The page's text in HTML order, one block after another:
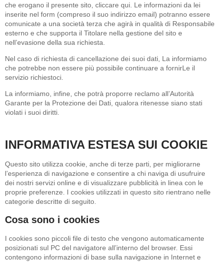
che erogano il presente sito, cliccare qui . Le informazioni da lei
inserite nel form (compreso il suo indirizzo email) potranno essere
comunicate a una società terza che agirà in qualità di Responsabile
esterno e che supporta il Titolare nella gestione del sito e
nell’evasione della sua richiesta.
Nel caso di richiesta di cancellazione dei suoi dati, La informiamo
che potrebbe non essere più possibile continuare a fornirLe il
servizio richiestoci.
La informiamo, infine, che potrà proporre reclamo all’Autorità
Garante per la Protezione dei Dati, qualora ritenesse siano stati
violati i suoi diritti.
INFORMATIVA ESTESA SUI COOKIE
Questo sito utilizza cookie, anche di terze parti, per migliorarne
l’esperienza di navigazione e consentire a chi naviga di usufruire
dei nostri servizi online e di visualizzare pubblicità in linea con le
proprie preferenze. I cookies utilizzati in questo sito rientrano nelle
categorie descritte di seguito.
Cosa sono i cookies
I cookies sono piccoli file di testo che vengono automaticamente
posizionati sul PC del navigatore all’interno del browser. Essi
contengono informazioni di base sulla navigazione in Internet e